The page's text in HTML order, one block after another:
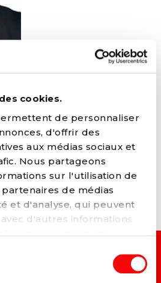
cookies.
de personnaliser
d'offrir des
aux médias sociaux et
Nous partageons
sur l'utilisation de
de médias
et d'analyse, qui peuvent
d'autres informations
à tout moment modifier
politique
SERVATY
(COMMUNAUTÉ
(COMMUNAUTÉ